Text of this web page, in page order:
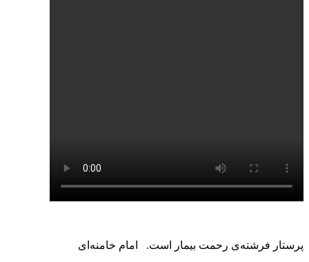
پرستار فرشته‌ی رحمت بیمار است. امام خامنه‌ای